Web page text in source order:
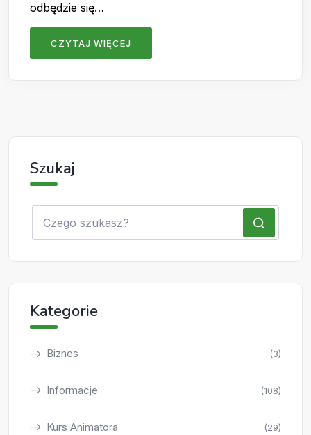
odbędzie się…
CZYTAJ WIĘCEJ
Szukaj
Kategorie
Biznes (3)
Informacje (108)
Kurs Animatora (29)